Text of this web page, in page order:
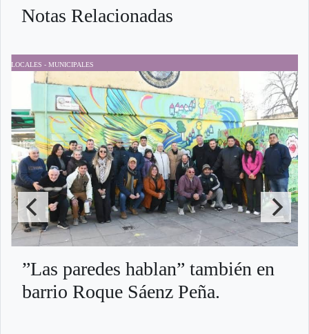
Notas Relacionadas
LOCALES - MUNICIPALES
”Las paredes hablan” también en
barrio Roque Sáenz Peña.